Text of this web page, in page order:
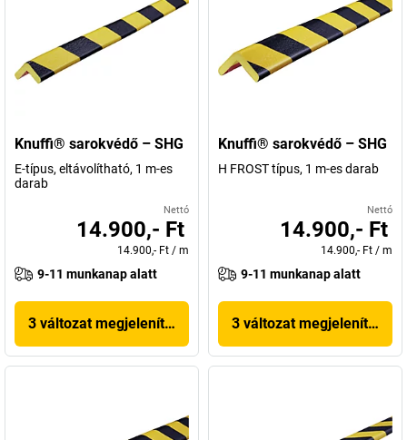
Knuffi® sarokvédő – SHG
E-típus, eltávolítható, 1 m-es
darab
Nettó
14.900,- Ft
14.900,- Ft / m
9-11 munkanap alatt
3 változat megjelenítése
Knuffi® sarokvédő – SHG
H FROST típus, 1 m-es darab
Nettó
14.900,- Ft
14.900,- Ft / m
9-11 munkanap alatt
3 változat megjelenítése